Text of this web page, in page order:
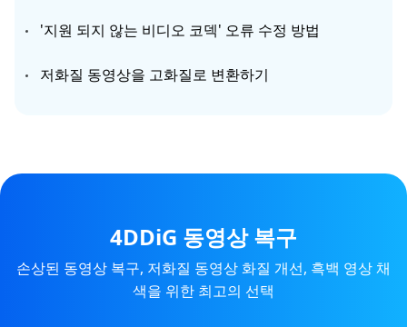
'지원 되지 않는 비디오 코덱' 오류 수정 방법
저화질 동영상을 고화질로 변환하기
4DDiG 동영상 복구
손상된 동영상 복구, 저화질 동영상 화질 개선, 흑백 영상 채
색을 위한 최고의 선택